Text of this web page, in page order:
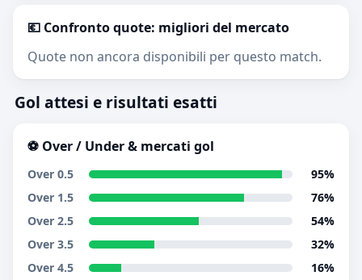
💶 Confronto quote: migliori del mercato
Quote non ancora disponibili per questo match.
Gol attesi e risultati esatti
⚽ Over / Under & mercati gol
Over 0.5
95%
Over 1.5
76%
Over 2.5
54%
Over 3.5
32%
Over 4.5
16%